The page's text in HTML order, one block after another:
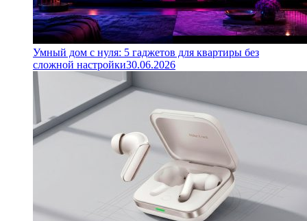
Умный дом с нуля: 5 гаджетов для квартиры без
сложной настройки30.06.2026